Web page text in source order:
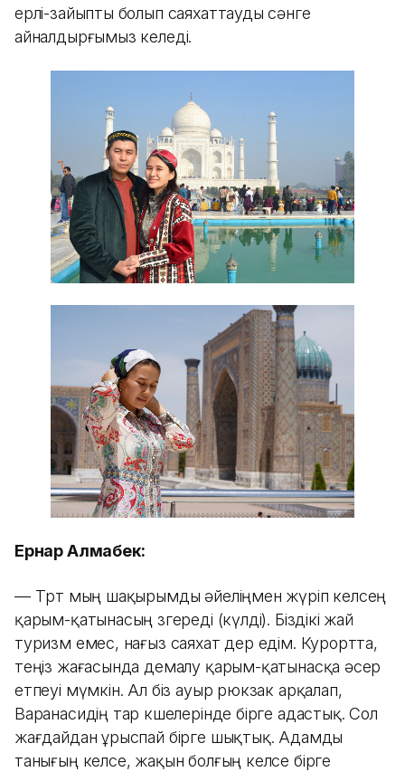
ерлі-зайыпты болып саяхаттауды сәнге
айналдырғымыз келеді.
Ернар Алмабек:
— Төрт мың шақырымды әйеліңмен жүріп келсең
қарым-қатынасың өзгереді (күлді). Біздікі жай
туризм емес, нағыз саяхат дер едім. Курортта,
теңіз жағасында демалу қарым-қатынасқа әсер
етпеуі мүмкін. Ал біз ауыр рюкзак арқалап,
Варанасидің тар көшелерінде бірге адастық. Сол
жағдайдан ұрыспай бірге шықтық. Адамды
танығың келсе, жақын болғың келсе бірге